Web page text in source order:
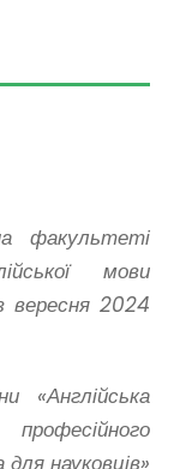
факультеті
мови
вересня 2024
«Англійська
науковців»